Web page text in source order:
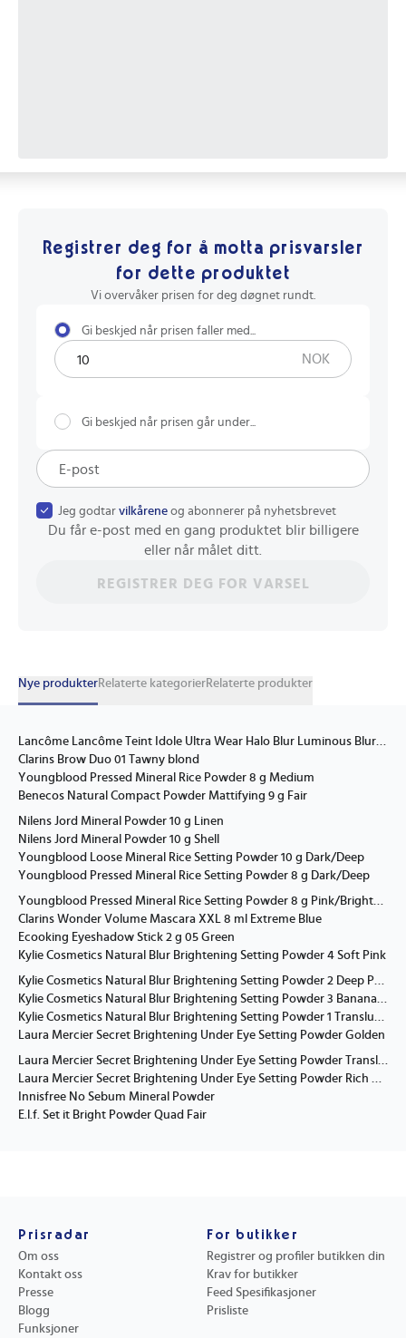
Registrer deg for å motta prisvarsler
for dette produktet
Vi overvåker prisen for deg døgnet rundt.
Gi beskjed når prisen faller med...
NOK
Gi beskjed når prisen går under...
Jeg godtar vilkårene og abonnerer på nyhetsbrevet
Du får e-post med en gang produktet blir billigere
eller når målet ditt.
REGISTRER DEG FOR VARSEL
Nye produkterRelaterte kategorierRelaterte produkter
Lancôme Lancôme Teint Idole Ultra Wear Halo Blur Luminous Blurring Setting Powder Prismatic Lilac 11 G 11 G
Clarins Brow Duo 01 Tawny blond
Youngblood Pressed Mineral Rice Powder 8 g Medium
Benecos Natural Compact Powder Mattifying 9 g Fair
Nilens Jord Mineral Powder 10 g Linen
Nilens Jord Mineral Powder 10 g Shell
Youngblood Loose Mineral Rice Setting Powder 10 g Dark/Deep
Youngblood Pressed Mineral Rice Setting Powder 8 g Dark/Deep
Youngblood Pressed Mineral Rice Setting Powder 8 g Pink/Brightening
Clarins Wonder Volume Mascara XXL 8 ml Extreme Blue
Ecooking Eyeshadow Stick 2 g 05 Green
Kylie Cosmetics Natural Blur Brightening Setting Powder 4 Soft Pink
Kylie Cosmetics Natural Blur Brightening Setting Powder 2 Deep Peach
Kylie Cosmetics Natural Blur Brightening Setting Powder 3 Banana Yellow
Kylie Cosmetics Natural Blur Brightening Setting Powder 1 Translucent
Laura Mercier Secret Brightening Under Eye Setting Powder Golden
Laura Mercier Secret Brightening Under Eye Setting Powder Translucent
Laura Mercier Secret Brightening Under Eye Setting Powder Rich peach
Innisfree No Sebum Mineral Powder
E.l.f. Set it Bright Powder Quad Fair
Prisradar
Om oss
Kontakt oss
Presse
Blogg
Funksjoner
For butikker
Registrer og profiler butikken din
Krav for butikker
Feed Spesifikasjoner
Prisliste